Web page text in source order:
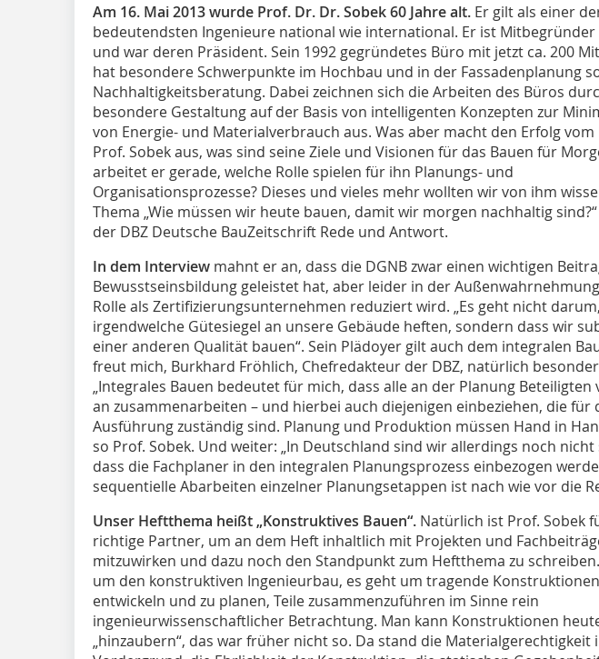
Am 16. Mai 2013 wurde Prof. Dr. Dr. Sobek 60 Jahre alt. Er gilt als einer
bedeutendsten Ingenieure national wie international. Er ist Mitbegründer
und war deren Präsident. Sein 1992 gegründetes Büro mit jetzt ca. 200
hat besondere Schwerpunkte im Hochbau und in der Fassadenplanung
Nachhaltigkeitsberatung. Dabei zeichnen sich die Arbeiten des Büros
besondere Gestaltung auf der Basis von intelligenten Konzepten zur
von Energie- und Materialverbrauch aus. Was aber macht den Erfolg vom
Prof. Sobek aus, was sind seine Ziele und Visionen für das Bauen für
arbeitet er gerade, welche Rolle spielen für ihn Planungs- und
Organisationsprozesse? Dieses und vieles mehr wollten wir von ihm
Thema „Wie müssen wir heute bauen, damit wir morgen nachhaltig
der DBZ Deutsche BauZeitschrift Rede und Antwort.
In dem Interview mahnt er an, dass die DGNB zwar einen wichtigen
Bewusstseinsbildung geleistet hat, aber leider in der
Rolle als Zertifizierungsunternehmen reduziert wird. „Es geht nicht
irgendwelche Gütesiegel an unsere Gebäude heften, sondern dass wir
einer anderen Qualität bauen“. Sein Plädoyer gilt auch dem integralen
freut mich, Burkhard Fröhlich, Chefredakteur der DBZ, natürlich
„Integrales Bauen bedeutet für mich, dass alle an der Planung Beteiligten
an zusammenarbeiten – und hierbei auch diejenigen einbeziehen, die für
Ausführung zuständig sind. Planung und Produktion müssen Hand in
so Prof. Sobek. Und weiter: „In Deutschland sind wir allerdings noch nicht
dass die Fachplaner in den integralen Planungsprozess einbezogen
sequentielle Abarbeiten einzelner Planungsetappen ist nach wie vor die
Unser Heftthema heißt „Konstruktives Bauen“. Natürlich ist Prof. Sobek
richtige Partner, um an dem Heft inhaltlich mit Projekten und
mitzuwirken und dazu noch den Standpunkt zum Heftthema zu
um den konstruktiven Ingenieurbau, es geht um tragende
entwickeln und zu planen, Teile zusammenzuführen im Sinne rein
ingenieurwissenschaftlicher Betrachtung. Man kann Konstruktionen
„hinzaubern“, das war früher nicht so. Da stand die Materialgerechtigkeit